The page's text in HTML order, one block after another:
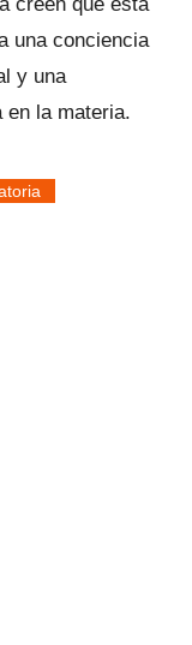
una conciencia
y una
en la materia.